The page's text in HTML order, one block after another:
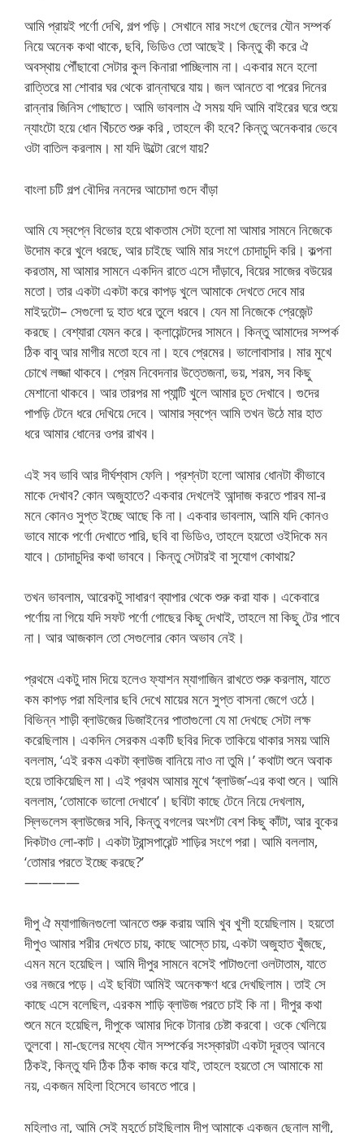
আমি প্রায়ই পর্ণো দেখি, গল্প পড়ি। সেখানে মার সংগে ছেলের যৌন সম্পর্ক
নিয়ে অনেক কথা থাকে, ছবি, ভিডিও তো আছেই। কিন্তু কী করে ঐ
অবস্থায় পৌঁছাবো সেটার কুল কিনারা পাচ্ছিলাম না। একবার মনে হলো
রাত্তিরে মা শোবার ঘর থেকে রান্নাঘরে যায়। জল আনতে বা পরের দিনের
রান্নার জিনিস গোছাতে। আমি ভাবলাম ঐ সময় যদি আমি বাইরের ঘরে শুয়ে
ন্যাংটো হয়ে ধোন খিঁচতে শুরু করি , তাহলে কী হবে? কিন্তু অনেকবার ভেবে
ওটা বাতিল করলাম। মা যদি উল্টো রেগে যায়?
বাংলা চটি গল্প বৌদির ননদের আচোদা গুদে বাঁড়া
আমি যে স্বপ্নে বিভোর হয়ে থাকতাম সেটা হলো মা আমার সামনে নিজেকে
উদোম করে খুলে ধরছে, আর চাইছে আমি মার সংগে চোদাচুদি করি। কল্পনা
করতাম, মা আমার সামনে একদিন রাতে এসে দাঁড়াবে, বিয়ের সাজের বউয়ের
মতো। তার একটা একটা করে কাপড় খুলে আমাকে দেখতে দেবে মার
মাইদুটো– সেগুলো দু হাত ধরে তুলে ধরবে। যেন মা নিজেকে প্রেজেন্ট
করছে। বেশ্যারা যেমন করে। ক্লায়েন্টদের সামনে। কিন্তু আমাদের সম্পর্ক
ঠিক বাবু আর মাগীর মতো হবে না। হবে প্রেমের। ভালোবাসার। মার মুখে
চোখে লজ্জা থাকবে। প্রেম নিবেদনার উত্তেজনা, ভয়, শরম, সব কিছু
মেশানো থাকবে। আর তারপর মা প্যান্টি খুলে আমার চুত দেখাবে। গুদের
পাপড়ি টেনে ধরে দেখিয়ে দেবে। আমার স্বপ্নে আমি তখন উঠে মার হাত
ধরে আমার ধোনের ওপর রাখব।
এই সব ভাবি আর দীর্ঘশ্বাস ফেলি। প্রশ্নটা হলো আমার ধোনটা কীভাবে
মাকে দেখাব? কোন অজুহাতে? একবার দেখলেই আন্দাজ করতে পারব মা-র
মনে কোনও সুপ্ত ইচ্ছে আছে কি না। একবার ভাবলাম, আমি যদি কোনও
ভাবে মাকে পর্ণো দেখাতে পারি, ছবি বা ভিডিও, তাহলে হয়তো ওইদিকে মন
যাবে। চোদাচুদির কথা ভাববে। কিন্তু সেটারই বা সুযোগ কোথায়?
তখন ভাবলাম, আরেকটু সাধারণ ব্যাপার থেকে শুরু করা যাক। একেবারে
পর্ণোয় না গিয়ে যদি সফট পর্ণো গোছের কিছু দেখাই, তাহলে মা কিছু টের পাবে
না। আর আজকাল তো সেগুলোর কোন অভাব নেই।
প্রথমে একটু দাম দিয়ে হলেও ফ্যাশন ম্যাগাজিন রাখতে শুরু করলাম, যাতে
কম কাপড় পরা মহিলার ছবি দেখে মায়ের মনে সুপ্ত বাসনা জেগে ওঠে।
বিভিন্ন শাড়ী ব্লাউজের ডিজাইনের পাতাগুলো যে মা দেখছে সেটা লক্ষ
করেছিলাম। একদিন সেরকম একটি ছবির দিকে তাকিয়ে থাকার সময় আমি
বললাম, ‘এই রকম একটা ব্লাউজ বানিয়ে নাও না তুমি।’ কথাটা শুনে অবাক
হয়ে তাকিয়েছিল মা। এই প্রথম আমার মুখে ‘ব্লাউজ’-এর কথা শুনে। আমি
বললাম, ‘তোমাকে ভালো দেখাবে’। ছবিটা কাছে টেনে নিয়ে দেখলাম,
স্লিভলেস ব্লাউজের সবি, কিন্তু বগলের অংশটা বেশ কিছু কাঁটা, আর বুকের
দিকটাও লো-কাট। একটা ট্রান্সপারেন্ট শাড়ির সংগে পরা। আমি বললাম,
‘তোমার পরতে ইচ্ছে করছে?’
————
দীপু ঐ ম্যাগাজিনগুলো আনতে শুরু করায় আমি খুব খুশী হয়েছিলাম। হয়তো
দীপুও আমার শরীর দেখতে চায়, কাছে আস্তে চায়, একটা অজুহাত খুঁজছে,
এমন মনে হয়েছিল। আমি দীপুর সামনে বসেই পাটাগুলো ওলটাতাম, যাতে
ওর নজরে পড়ে। এই ছবিটা আমিই অনেকক্ষণ ধরে দেখছিলাম। তাই সে
কাছে এসে বলেছিল, এরকম শাড়ি ব্লাউজ পরতে চাই কি না। দীপুর কথা
শুনে মনে হয়েছিল, দীপুকে আমার দিকে টানার চেষ্টা করবো। ওকে খেলিয়ে
তুলবো। মা-ছেলের মধ্যে যৌন সম্পর্কের সংস্কারটা একটা দূরত্ব আনবে
ঠিকই, কিন্তু যদি ঠিক ঠিক কাজ করে যাই, তাহলে হয়তো সে আমাকে মা
নয়, একজন মহিলা হিসেবে ভাবতে পারে।
মহিলাও না, আমি সেই মুহূর্তে চাইছিলাম দীপু আমাকে একজন ছেনাল মাগী,